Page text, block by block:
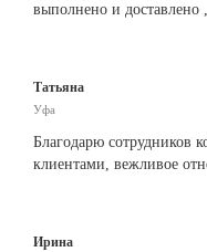
выполнено и доставлено
Татьяна
Уфа
Благодарю сотрудников
клиентами, вежливое
Ирина